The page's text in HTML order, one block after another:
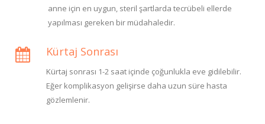
anne için en uygun, steril şartlarda tecrübeli ellerde
yapılması gereken bir müdahaledir.
Kürtaj Sonrası
Kürtaj sonrası 1-2 saat içinde çoğunlukla eve gidilebilir.
Eğer komplikasyon gelişirse daha uzun süre hasta
gözlemlenir.